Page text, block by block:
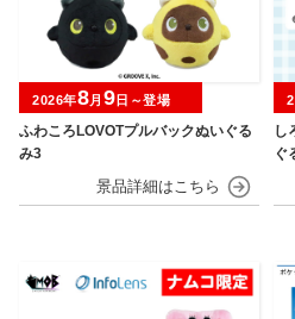
ふわころLOVOTプルバックぬいぐる
み3
2026年8月 9日～登場
し
ぐ